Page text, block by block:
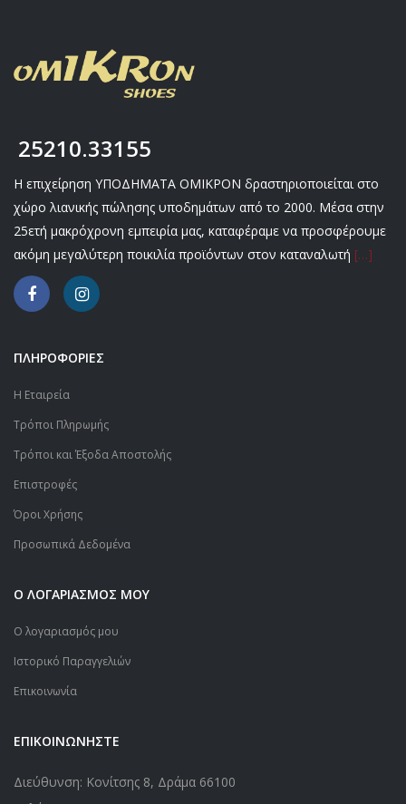
25210.33155
Η επιχείρηση ΥΠΟΔΗΜΑΤΑ ΟΜΙΚΡΟΝ δραστηριοποιείται στο
χώρο λιανικής πώλησης υποδημάτων από το 2000. Μέσα στην
25ετή μακρόχρονη εμπειρία μας, καταφέραμε να προσφέρουμε
ακόμη μεγαλύτερη ποικιλία προϊόντων στον καταναλωτή […]
ΠΛΗΡΟΦΟΡΙΕΣ
Η Εταιρεία
Τρόποι Πληρωμής
Τρόποι και Έξοδα Αποστολής
Επιστροφές
Όροι Χρήσης
Προσωπικά Δεδομένα
Ο ΛΟΓΑΡΙΑΣΜΟΣ ΜΟΥ
Ο λογαριασμός μου
Ιστορικό Παραγγελιών
Επικοινωνία
ΕΠΙΚΟΙΝΩΝΗΣΤΕ
Διεύθυνση: Κονίτσης 8, Δράμα 66100